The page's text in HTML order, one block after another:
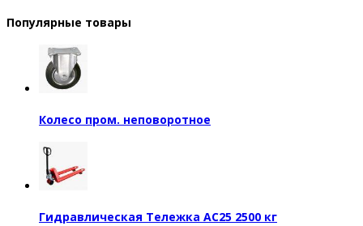
Популярные товары
Колесо пром. неповоротное
Гидравлическая Тележка AC25 2500 кг